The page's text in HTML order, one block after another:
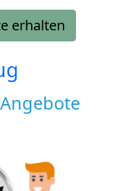
erhalten